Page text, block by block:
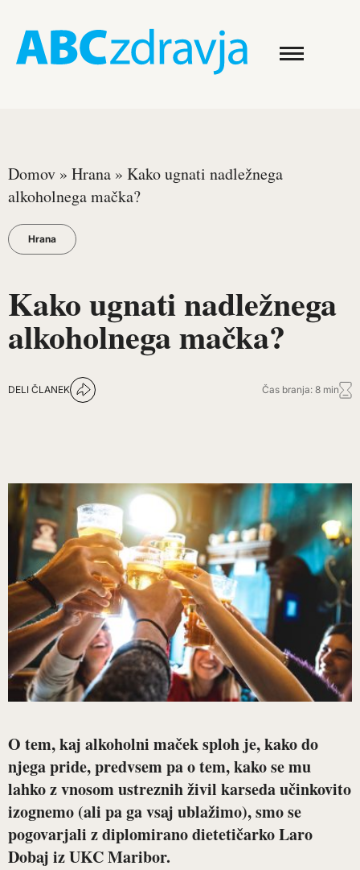
Domov » Hrana » Kako ugnati nadležnega
alkoholnega mačka?
Hrana
Kako ugnati nadležnega
alkoholnega mačka?
DELI ČLANEK Čas branja: 8 min
O tem, kaj alkoholni maček sploh je, kako do
njega pride, predvsem pa o tem, kako se mu
lahko z vnosom ustreznih živil karseda učinkovito
izognemo (ali pa ga vsaj ublažimo), smo se
pogovarjali zdiplomirano dietetičarko Laro
Dobaj iz UKC Maribor.